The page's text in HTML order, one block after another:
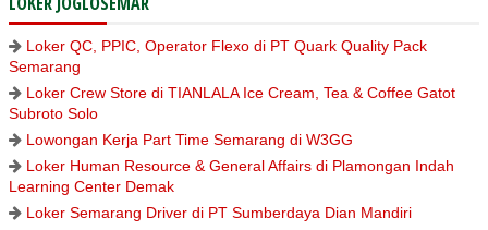
Loker QC, PPIC, Operator Flexo di PT Quark Quality Pack
Semarang
Loker Crew Store di TIANLALA Ice Cream, Tea & Coffee Gatot
Subroto Solo
Lowongan Kerja Part Time Semarang di W3GG
Loker Human Resource & General Affairs di Plamongan Indah
Learning Center Demak
Loker Semarang Driver di PT Sumberdaya Dian Mandiri